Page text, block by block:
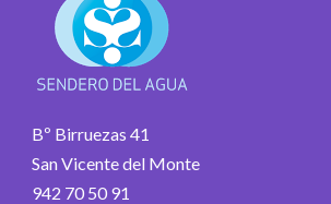
Bº Birruezas 41
San Vicente del Monte
942 70 50 91